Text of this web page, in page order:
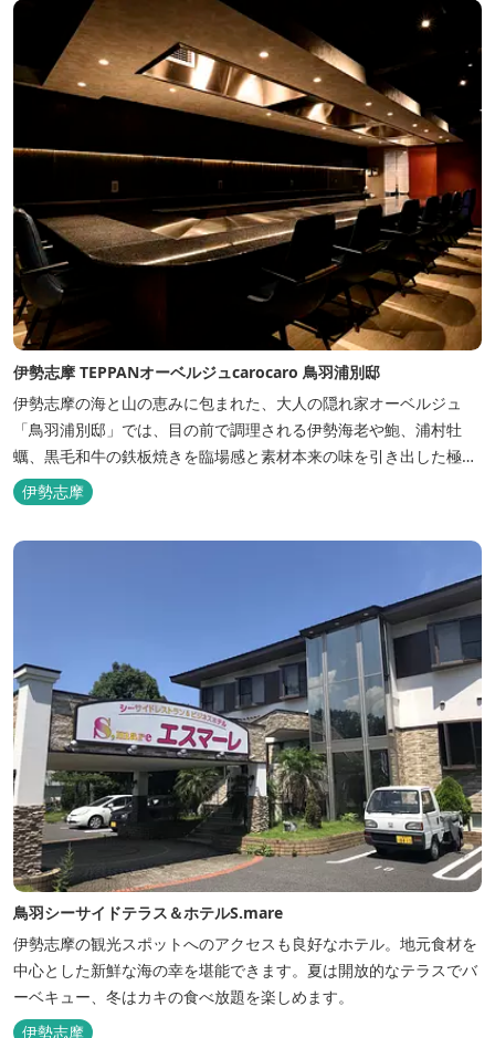
伊勢志摩 TEPPANオーベルジュcarocaro 鳥羽浦別邸
伊勢志摩の海と山の恵みに包まれた、大人の隠れ家オーベルジュ
「鳥羽浦別邸」では、目の前で調理される伊勢海老や鮑、浦村牡
蠣、黒毛和牛の鉄板焼きを臨場感と素材本来の味を引き出した極上
のお料理でご堪能いただけます。露天風呂付きなど6タイプの個性
的な客室で、特別なひとときを大切な人と共にお過ごしくださいま
伊勢志摩
鳥羽シーサイドテラス＆ホテルS.mare
伊勢志摩の観光スポットへのアクセスも良好なホテル。地元食材を
中心とした新鮮な海の幸を堪能できます。夏は開放的なテラスでバ
ーベキュー、冬はカキの食べ放題を楽しめます。
伊勢志摩